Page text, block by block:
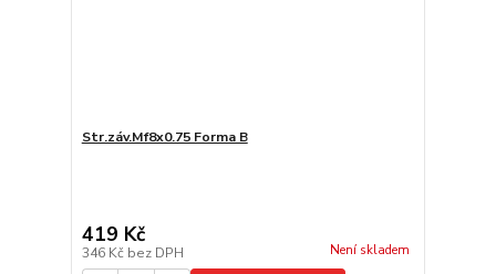
Str.záv.Mf8x0.75 Forma B
419 Kč
346 Kč bez DPH Není skladem